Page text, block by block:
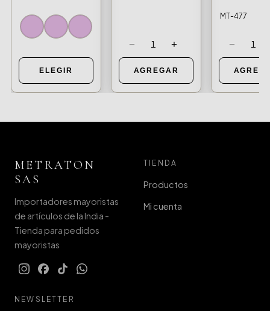
ELEGIR
− 1 +
AGREGAR
MT-477
− 1
METRATON
SAS
Importadores mayoristas
de artículos de la India -
Tienda para pedidos
mayoristas
TIENDA
Productos
Mi cuenta
NEWSLETTER